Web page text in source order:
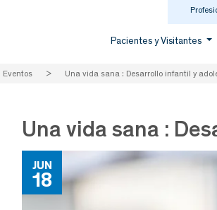
Pacientes y Visitantes
Eventos > Una vida sana : Desarrollo infantil y
Una vida sana :
JUN
18